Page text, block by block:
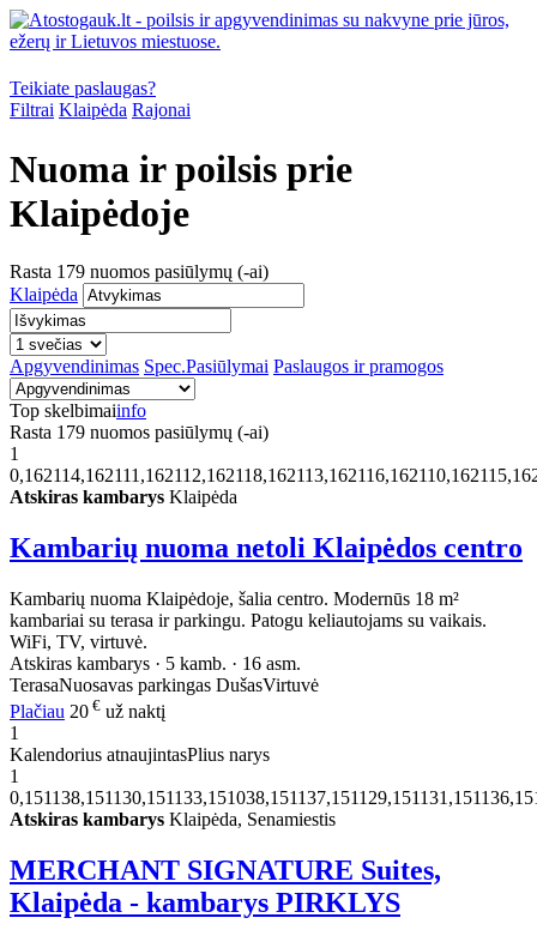
Teikiate paslaugas?
Filtrai Klaipėda Rajonai
Nuoma ir poilsis prie
Klaipėdoje
Rasta 179 nuomos pasiūlymų (-ai)
Klaipėda
Apgyvendinimas Spec.Pasiūlymai Paslaugos ir pramogos
Top skelbimaiinfo
Rasta 179 nuomos pasiūlymų (-ai)
1
Atskiras kambarys Klaipėda
Kambarių nuoma netoli Klaipėdos centro
Kambarių nuoma Klaipėdoje, šalia centro. Modernūs 18 m²
kambariai su terasa ir parkingu. Patogu keliautojams su vaikais.
WiFi, TV, virtuvė.
Atskiras kambarys · 5 kamb. · 16 asm.
TerasaNuosavas parkingas DušasVirtuvė
Plačiau 20 € už naktį
1
Kalendorius atnaujintasPlius narys
1
Atskiras kambarys Klaipėda, Senamiestis
MERCHANT SIGNATURE Suites,
Klaipėda - kambarys PIRKLYS